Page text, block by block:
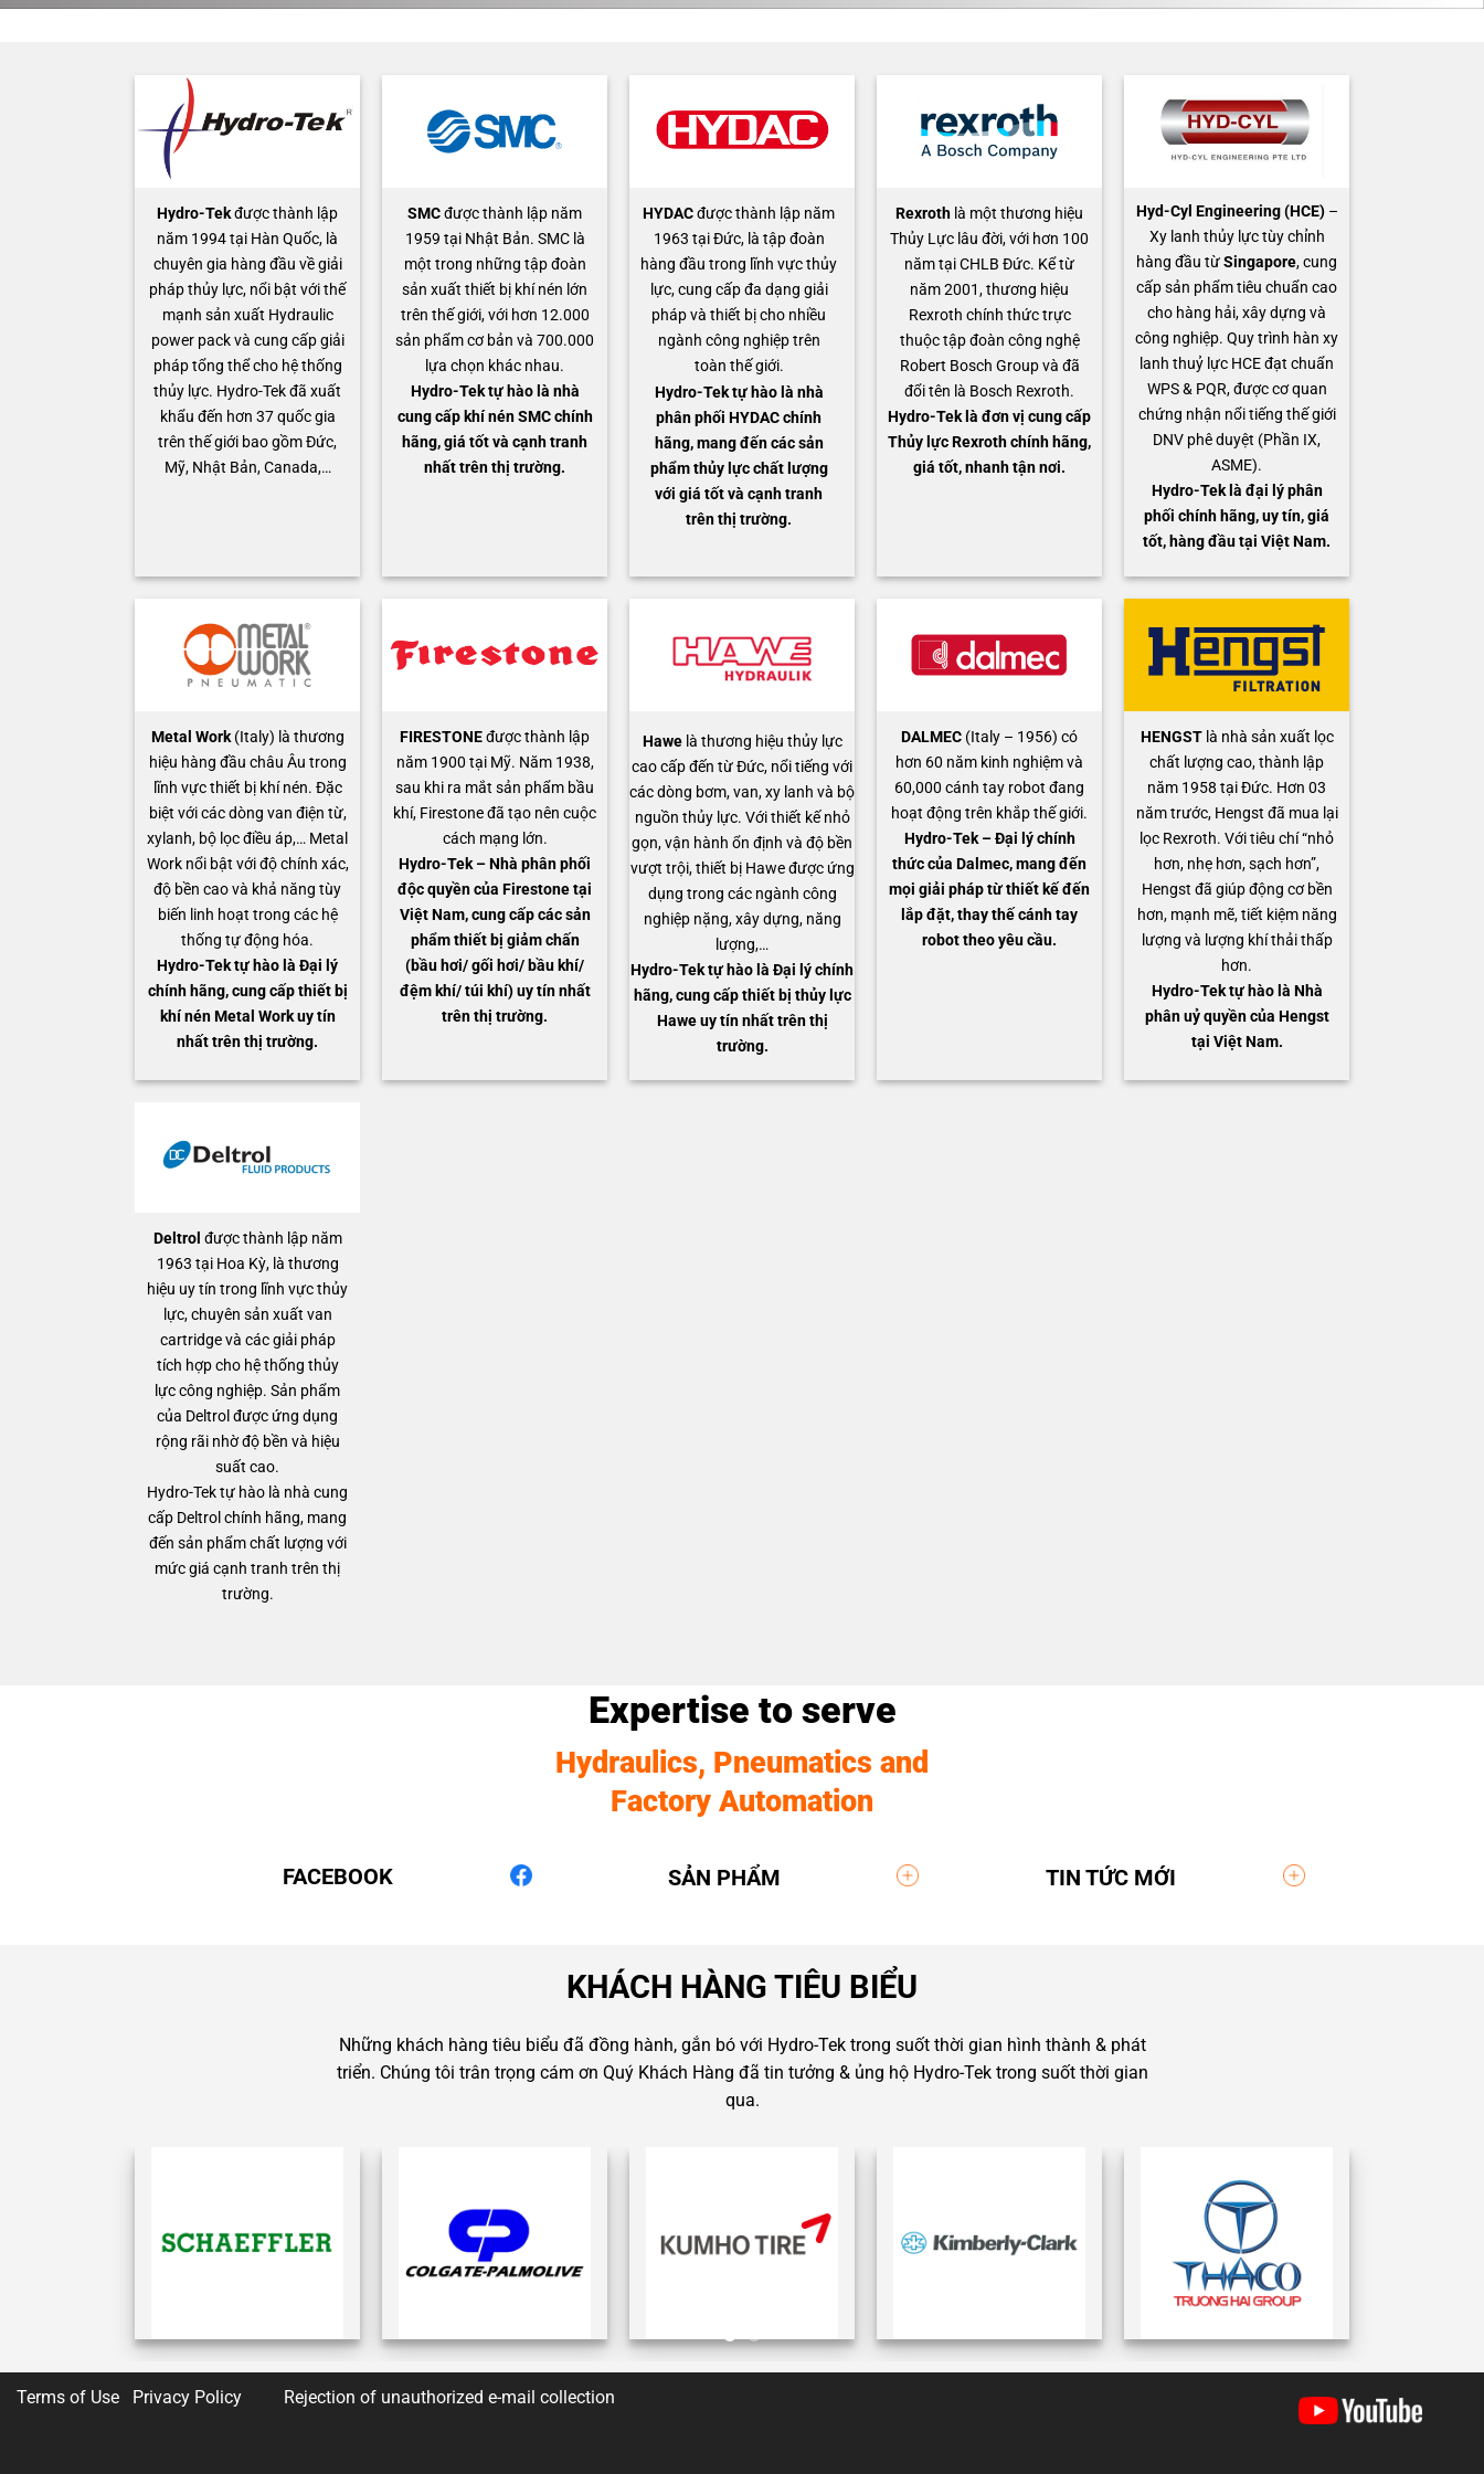
Hydro-Tekđược thành lập
năm 1994 tại Hàn Quốc, là
chuyên gia hàng đầu về giải
pháp thủy lực, nổi bật với thế
mạnh sản xuất Hydraulic
power pack và cung cấp giải
pháp tổng thể cho hệ thống
thủy lực. Hydro-Tek đã xuất
khẩu đến hơn 37 quốc gia
trên thế giới bao gồm Đức,
Mỹ, Nhật Bản, Canada,…
SMCđược thành lập năm
1959 tại Nhật Bản. SMC là
một trong những tập đoàn
sản xuất thiết bị khí nén lớn
trên thế giới, với hơn 12.000
sản phẩm cơ bản và 700.000
lựa chọn khác nhau.
Hydro-Tek tự hào là nhà
cung cấp khí nén SMC chính
hãng, giá tốt và cạnh tranh
nhất trên thị trường.
HYDACđược thành lập năm
1963 tại Đức, là tập đoàn
hàng đầu trong lĩnh vực thủy
lực, cung cấp đa dạng giải
pháp và thiết bị cho nhiều
ngành công nghiệp trên
toàn thế giới.
Hydro-Tektự hào là nhà
phân phối HYDAC chính
hãng, mang đến các sản
phẩm thủy lực chất lượng
với giá tốt và cạnh tranh
trên thị trường.
Rexroth là một thương hiệu
Thủy Lực lâu đời, với hơn 100
năm tại CHLB Đức. Kể từ
năm 2001, thương hiệu
Rexroth chính thức trực
thuộc tập đoàn công nghệ
Robert Bosch Group và đã
đổi tên là Bosch Rexroth.
Hydro-Tek là đơn vị cung cấp
Thủy lực Rexroth chính hãng,
giá tốt, nhanh tận nơi.
Hyd-Cyl Engineering (HCE)–
Xy lanh thủy lực tùy chỉnh
hàng đầu từSingapore, cung
cấp sản phẩm tiêu chuẩn cao
cho hàng hải, xây dựng và
công nghiệp. Quy trình hàn xy
lanh thuỷ lực HCE đạt chuẩn
WPS & PQR, được cơ quan
chứng nhận nổi tiếng thế giới
DNV phê duyệt (Phần IX,
ASME).
Hydro-Tek là đại lý phân
phối chính hãng, uy tín, giá
tốt, hàng đầu tại Việt Nam.
Metal Work(Italy) là thương
hiệu hàng đầu châu Âu trong
lĩnh vực thiết bị khí nén. Đặc
biệt với các dòng van điện từ,
xylanh, bộ lọc điều áp,… Metal
Work nổi bật với độ chính xác,
độ bền cao và khả năng tùy
biến linh hoạt trong các hệ
thống tự động hóa.
Hydro-Tek tự hào là Đại lý
chính hãng, cung cấp thiết bị
khí nén Metal Work uy tín
nhất trên thị trường.
FIRESTONEđược thành lập
năm 1900 tại Mỹ. Năm 1938,
sau khi ra mắt sản phẩm bầu
khí, Firestone đã tạo nên cuộc
cách mạng lớn.
Hydro-Tek – Nhà phân phối
độc quyền của Firestone tại
Việt Nam, cung cấp các sản
phẩm thiết bị giảm chấn
(bầu hơi/ gối hơi/ bầu khí/
đệm khí/ túi khí) uy tín nhất
trên thị trường.
Hawelà thương hiệu thủy lực
cao cấp đến từ Đức, nổi tiếng với
các dòng bơm, van, xy lanh và bộ
nguồn thủy lực. Với thiết kế nhỏ
gọn, vận hành ổn định và độ bền
vượt trội, thiết bị Hawe được ứng
dụng trong các ngành công
nghiệp nặng, xây dựng, năng
lượng,…
Hydro-Tek tự hào là Đại lý chính
hãng, cung cấp thiết bị thủy lực
Hawe uy tín nhất trên thị
trường.
DALMEC (Italy – 1956) có
hơn 60 năm kinh nghiệm và
60,000 cánh tay robot đang
hoạt động trên khắp thế giới.
Hydro-Tek – Đại lý chính
thức của Dalmec, mang đến
mọi giải pháp từ thiết kế đến
lắp đặt, thay thế cánh tay
robot theo yêu cầu.
HENGSTlà nhà sản xuất lọc
chất lượng cao, thành lập
năm 1958 tại Đức. Hơn 03
năm trước, Hengst đã mua lại
lọc Rexroth. Với tiêu chí “nhỏ
hơn, nhẹ hơn, sạch hơn”,
Hengst đã giúp động cơ bền
hơn, mạnh mẽ, tiết kiệm năng
lượng và lượng khí thải thấp
hơn.
Hydro-Tek tự hào là Nhà
phân uỷ quyền của Hengst
tại Việt Nam.
Deltrol được thành lập năm
1963 tại Hoa Kỳ, là thương
hiệu uy tín trong lĩnh vực thủy
lực, chuyên sản xuất van
cartridge và các giải pháp
tích hợp cho hệ thống thủy
lực công nghiệp. Sản phẩm
của Deltrol được ứng dụng
rộng rãi nhờ độ bền và hiệu
suất cao.
Hydro-Tek tự hào là nhà cung
cấp Deltrol chính hãng, mang
đến sản phẩm chất lượng với
mức giá cạnh tranh trên thị
trường.
Expertise to serve
Hydraulics, Pneumatics and
Factory Automation
FACEBOOK SẢN PHẨM TIN TỨC MỚI
KHÁCH HÀNG TIÊU BIỂU
Những khách hàng tiêu biểu đã đồng hành, gắn bó với Hydro-Tek trong suốt thời gian hình thành & phát
triển. Chúng tôi trân trọng cám ơn Quý Khách Hàng đã tin tưởng & ủng hộ Hydro-Tek trong suốt thời gian
qua.
Terms of Use Privacy Policy Rejection of unauthorized e-mail collection